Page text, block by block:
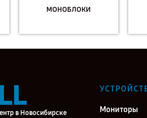
МОНОБЛОКИ
в Новосибирске Мониторы